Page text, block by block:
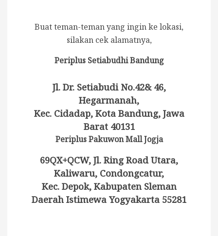
Buat teman-teman yang ingin ke lokasi,
silakan cek alamatnya,
Periplus Setiabudhi Bandung
Jl. Dr. Setiabudi No.42& 46,
Hegarmanah,
Kec. Cidadap, Kota Bandung, Jawa
Barat 40131
Periplus Pakuwon Mall Jogja
69QX+QCW, Jl. Ring Road Utara,
Kaliwaru, Condongcatur,
Kec. Depok, Kabupaten Sleman
Daerah Istimewa Yogyakarta 55281